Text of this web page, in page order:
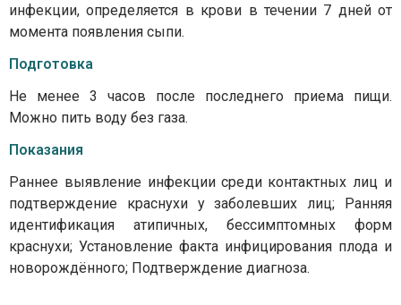
инфекции, определяется в крови в течении 7 дней от
момента появления сыпи.
Подготовка
Не менее 3 часов после последнего приема пищи.
Можно пить воду без газа.
Показания
Раннее выявление инфекции среди контактных лиц и
подтверждение краснухи у заболевших лиц; Ранняя
идентификация атипичных, бессимптомных форм
краснухи; Установление факта инфицирования плода и
новорождённого; Подтверждение диагноза.